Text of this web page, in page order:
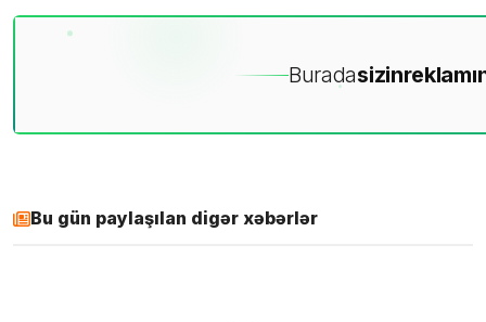
Buradasizin
Bu gün paylaşılan digər xəbərlər